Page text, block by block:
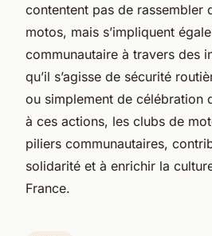
contentent pas de rassembler
motos, mais s’impliquent
communautaire à travers des
qu’il s’agisse de sécurité
ou simplement de célébration
à ces actions, les clubs de
piliers communautaires,
solidarité et à enrichir la
France.